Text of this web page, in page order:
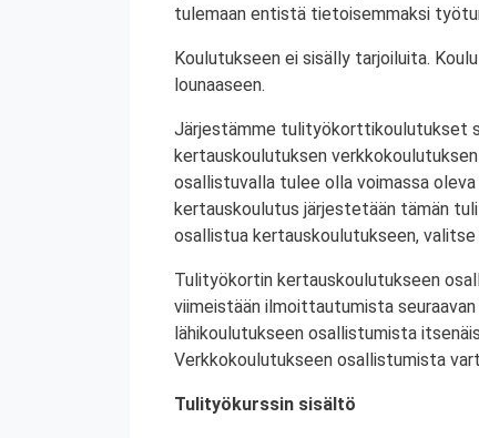
tulemaan entistä tietoisemmaksi
Koulutukseen ei sisälly tarjoiluita.
lounaaseen.
Järjestämme tulityökorttikoulutukset
kertauskoulutuksen
osallistuvalla tulee olla voimassa
kertauskoulutus järjestetään tämän
osallistua kertauskoulutukseen,
Tulityökortin kertauskoulutukseen
viimeistään ilmoittautumista
lähikoulutukseen osallistumista
Verkkokoulutukseen osallistumista
Tulityökurssin sisältö